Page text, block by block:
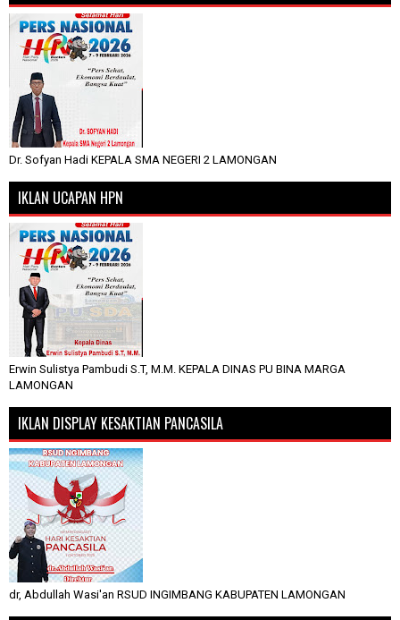
Dr. Sofyan Hadi KEPALA SMA NEGERI 2 LAMONGAN
IKLAN UCAPAN HPN
Erwin Sulistya Pambudi S.T, M.M. KEPALA DINAS PU BINA MARGA
LAMONGAN
IKLAN DISPLAY KESAKTIAN PANCASILA
dr, Abdullah Wasi'an RSUD INGIMBANG KABUPATEN LAMONGAN